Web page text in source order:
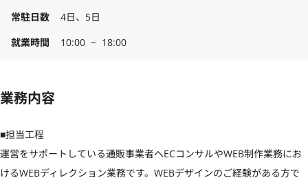
常駐日数
4日、5日
就業時間
10:00  ~  18:00
業務内容
■担当工程
運営をサポートしている通販事業者へECコンサルやWEB制作業務にお
けるWEBディレクション業務です。WEBデザインのご経験がある方で